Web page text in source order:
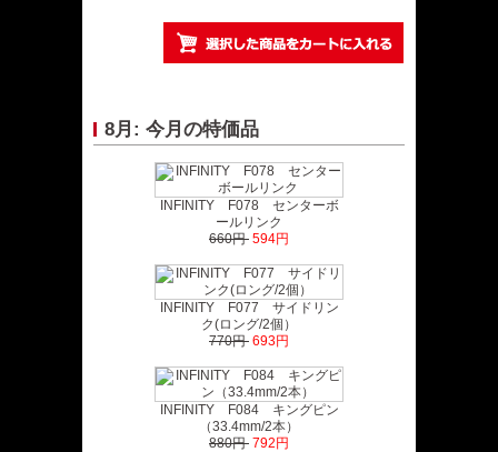
8月: 今月の特価品
INFINITY F078 センターボ
ールリンク
660円 594円
INFINITY F077 サイドリン
ク(ロング/2個）
770円 693円
INFINITY F084 キングピン
（33.4mm/2本）
880円 792円